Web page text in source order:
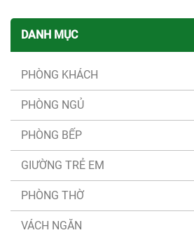
DANH MỤC
PHÒNG KHÁCH
PHÒNG NGỦ
PHÒNG BẾP
GIƯỜNG TRẺ EM
PHÒNG THỜ
VÁCH NGĂN